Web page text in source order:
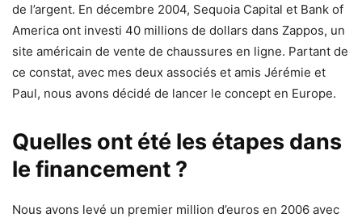
de l’argent. En décembre 2004, Sequoia Capital et Bank of
America ont investi 40 millions de dollars dans Zappos, un
site américain de vente de chaussures en ligne. Partant de
ce constat, avec mes deux associés et amis Jérémie et
Paul, nous avons décidé de lancer le concept en Europe.
Quelles ont été les étapes dans
le financement ?
Nous avons levé un premier million d’euros en 2006 avec